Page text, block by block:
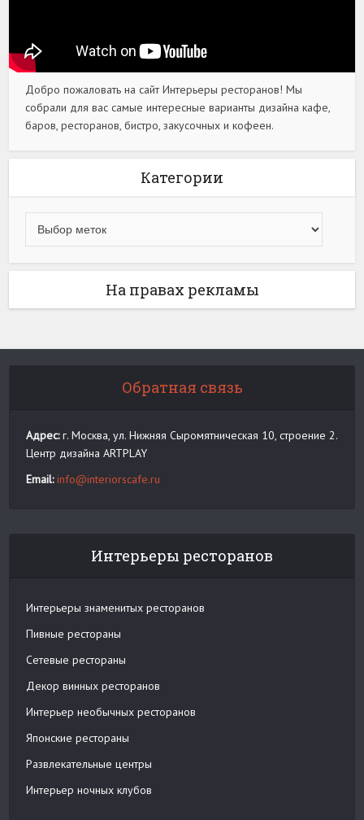
Добро пожаловать на сайт Интерьеры ресторанов! Мы
собрали для вас самые интересные варианты дизайна кафе,
баров, ресторанов, бистро, закусочных и кофеен.
Категории
На правах рекламы
Обратная связь
Адрес:г. Москва, ул. Нижняя Сыромятническая 10, строение 2.
Центр дизайна ARTPLAY
Email: info@interiorscafe.ru
Интерьеры ресторанов
Интерьеры знаменитых ресторанов
Пивные рестораны
Сетевые рестораны
Декор винных ресторанов
Интерьер необычных ресторанов
Японские рестораны
Развлекательные центры
Интерьер ночных клубов